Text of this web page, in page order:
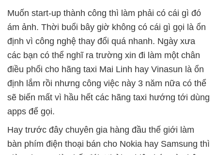
Muốn start-up thành công thì làm phải có cái gì đó
ám ảnh. Thời buổi bây giờ không có cái gì gọi là ổn
định vì công nghệ thay đổi quá nhanh. Ngày xưa
các bạn có thể nghĩ ra trường xin đi làm một chân
điều phối cho hãng taxi Mai Linh hay Vinasun là ổn
định lắm rồi nhưng công việc này 3 năm nữa có thể
sẽ biến mất vì hầu hết các hãng taxi hướng tới dùng
apps để gọi.
Hay trước đây chuyên gia hàng đầu thế giới làm
bàn phím điện thoại bán cho Nokia hay Samsung thì